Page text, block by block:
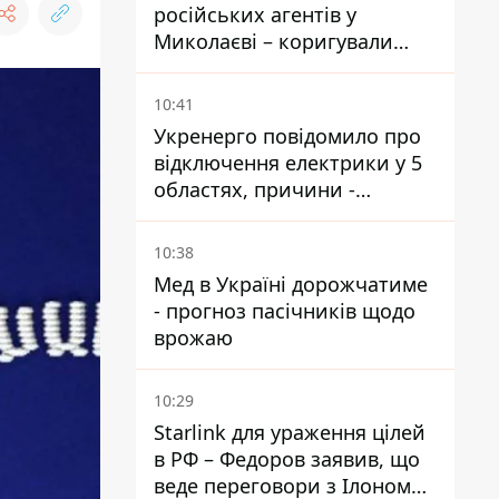
російських агентів у
Миколаєві – коригували
удари по місту
10:41
Укренерго повідомило про
відключення електрики у 5
областях, причини -
обстріли та спека
10:38
Мед в Україні дорожчатиме
- прогноз пасічників щодо
врожаю
10:29
Starlink для ураження цілей
в РФ – Федоров заявив, що
веде переговори з Ілоном